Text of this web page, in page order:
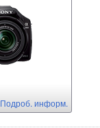
Подроб. информ.